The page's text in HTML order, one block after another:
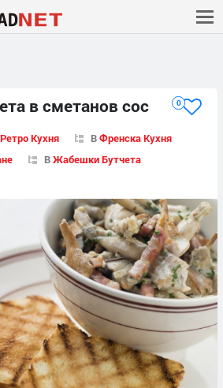
в сметанов сос 0
Ретро Кухня ВФренска Кухня
ВЖабешки Бутчета